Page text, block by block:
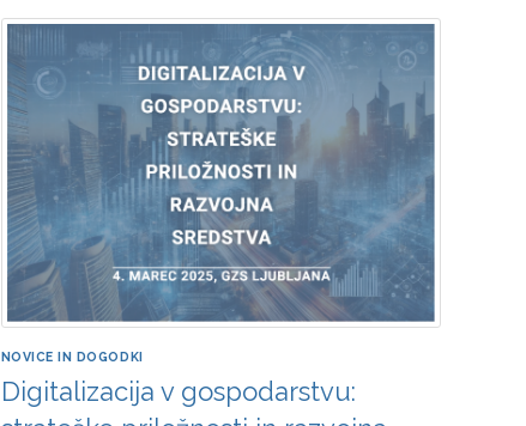
NOVICE IN DOGODKI
Digitalizacija v gospodarstvu: